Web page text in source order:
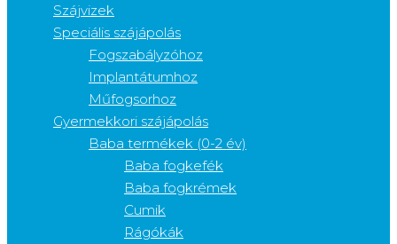
Szájvizek
Speciális szájápolás
Fogszabályzóhoz
Implantátumhoz
Műfogsorhoz
Gyermekkori szájápolás
Baba termékek (0-2 év)
Baba fogkefék
Baba fogkrémek
Cumik
Rágókák